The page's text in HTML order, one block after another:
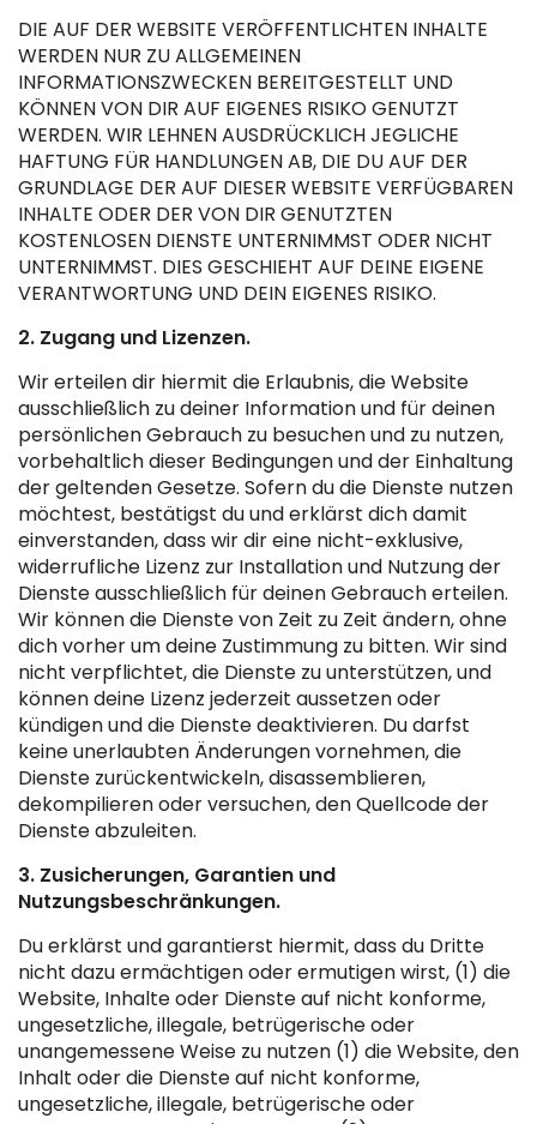
DIE AUF DER WEBSITE VERÖFFENTLICHTEN INHALTE
WERDEN NUR ZU ALLGEMEINEN
INFORMATIONSZWECKEN BEREITGESTELLT UND
KÖNNEN VON DIR AUF EIGENES RISIKO GENUTZT
WERDEN. WIR LEHNEN AUSDRÜCKLICH JEGLICHE
HAFTUNG FÜR HANDLUNGEN AB, DIE DU AUF DER
GRUNDLAGE DER AUF DIESER WEBSITE VERFÜGBAREN
INHALTE ODER DER VON DIR GENUTZTEN
KOSTENLOSEN DIENSTE UNTERNIMMST ODER NICHT
UNTERNIMMST. DIES GESCHIEHT AUF DEINE EIGENE
VERANTWORTUNG UND DEIN EIGENES RISIKO.
2. Zugang und Lizenzen.
Wir erteilen dir hiermit die Erlaubnis, die Website
ausschließlich zu deiner Information und für deinen
persönlichen Gebrauch zu besuchen und zu nutzen,
vorbehaltlich dieser Bedingungen und der Einhaltung
der geltenden Gesetze. Sofern du die Dienste nutzen
möchtest, bestätigst du und erklärst dich damit
einverstanden, dass wir dir eine nicht-exklusive,
widerrufliche Lizenz zur Installation und Nutzung der
Dienste ausschließlich für deinen Gebrauch erteilen.
Wir können die Dienste von Zeit zu Zeit ändern, ohne
dich vorher um deine Zustimmung zu bitten. Wir sind
nicht verpflichtet, die Dienste zu unterstützen, und
können deine Lizenz jederzeit aussetzen oder
kündigen und die Dienste deaktivieren. Du darfst
keine unerlaubten Änderungen vornehmen, die
Dienste zurückentwickeln, disassemblieren,
dekompilieren oder versuchen, den Quellcode der
Dienste abzuleiten.
3. Zusicherungen, Garantien und
Nutzungsbeschränkungen.
Du erklärst und garantierst hiermit, dass du Dritte
nicht dazu ermächtigen oder ermutigen wirst, (1) die
Website, Inhalte oder Dienste auf nicht konforme,
ungesetzliche, illegale, betrügerische oder
unangemessene Weise zu nutzen (1) die Website, den
Inhalt oder die Dienste auf nicht konforme,
ungesetzliche, illegale, betrügerische oder